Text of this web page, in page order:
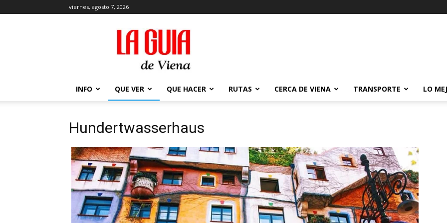
viernes, agosto 7, 2026
La
Guía
de
Viena
2026
INFO QUE VER QUE HACER RUTAS CERCA DE VIENA TRANSPORTE LO
Hundertwasserhaus